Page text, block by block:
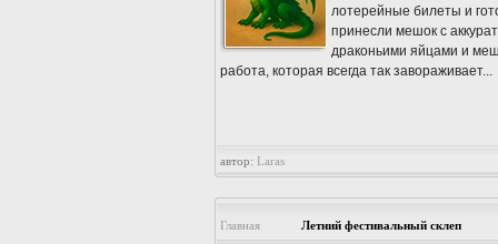
лотерейные билеты и
принесли мешок с
драконьими яйцами и
работа, которая всегда так завораживает...
автор: Laras
Главная Летний фестивальный склеп